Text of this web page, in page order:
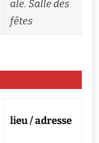
ale. Salle des
fêtes
lieu / adresse